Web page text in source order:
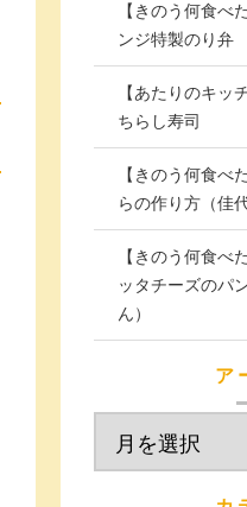
【きのう何食
ンジ特製のり弁
【あたりのキッ
ちらし寿司
【きのう何食
らの作り方（佳
【きのう何食
ッタチーズのパ
ん）
ア